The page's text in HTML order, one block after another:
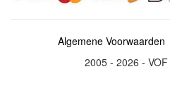
Algemene Voorwaarden
2005 - 2026 -